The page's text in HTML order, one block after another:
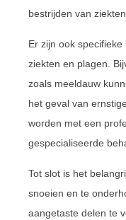
bestrijden van ziekten.
Er zijn ook
ziekten en plagen.
zoals meeldauw
het geval van
worden met een
gespecialiseerde
Tot slot is het
snoeien en te
aangetaste delen te